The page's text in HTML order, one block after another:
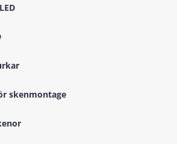
skenmontage